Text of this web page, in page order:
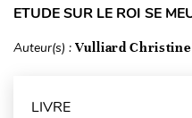
ETUDE SUR LE ROI SE
Auteur(s) : Vulliard Christine
LIVRE